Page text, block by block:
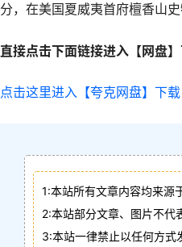
分，在美国夏威夷首府檀香山
直接点击下面链接进入【网盘
点击这里进入【夸克网盘】下载
1:本站所有文章内容均来源
2:本站部分文章、图片不代
3:本站一律禁止以任何方式